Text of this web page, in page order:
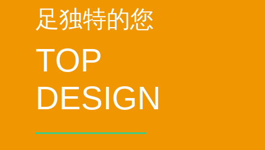
足独特的您
TOP
DESIGN